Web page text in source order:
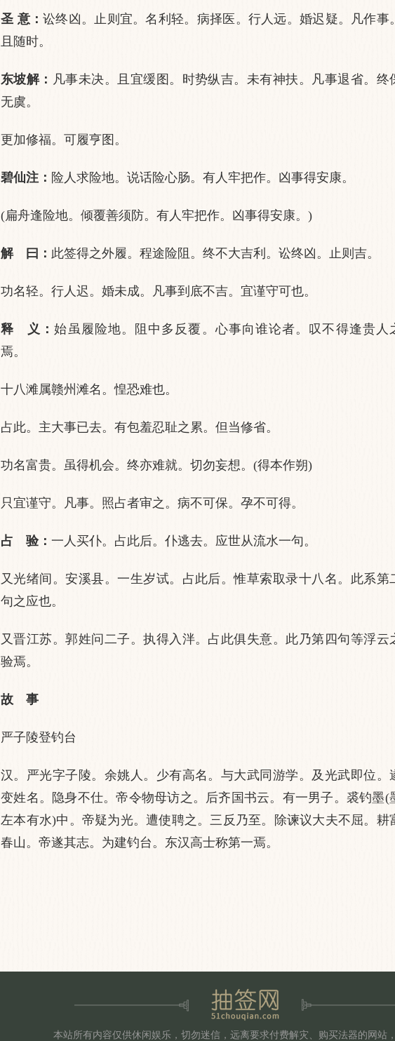
圣 意：讼终凶。止则宜。名利轻。病择医。行人远。婚迟疑。凡作事。
且随时。
东坡解： 凡事未决。且宜缓图。时势纵吉。未有神扶。凡事退省。终
无虞。
更加修福。可履亨图。
碧仙注： 险人求险地。说话险心肠。有人牢把作。凶事得安康。
(扁舟逢险地。倾覆善须防。有人牢把作。凶事得安康。)
解 曰： 此签得之外履。程途险阻。终不大吉利。讼终凶。止则吉。
功名轻。行人迟。婚未成。凡事到底不吉。宜谨守可也。
释 义：始虽履险地。阻中多反覆。心事向谁论者。叹不得逢贵人
焉。
十八滩属赣州滩名。惶恐难也。
占此。主大事已去。有包羞忍耻之累。但当修省。
功名富贵。虽得机会。终亦难就。切勿妄想。(得本作朔)
只宜谨守。凡事。照占者审之。病不可保。孕不可得。
占 验： 一人买仆。占此后。仆逃去。应世从流水一句。
又光绪间。安溪县。一生岁试。占此后。惟草索取录十八名。此系第
句之应也。
又晋江苏。郭姓问二子。执得入泮。占此俱失意。此乃第四句等浮云
验焉。
故 事
严子陵登钓台
汉。严光字子陵。余姚人。少有高名。与大武同游学。及光武即位。
变姓名。隐身不仕。帝令物母访之。后齐国书云。有一男子。裘钓墨(
左本有水)中。帝疑为光。遭使聘之。三反乃至。除谏议大夫不屈。耕
春山。帝遂其志。为建钓台。东汉高士称第一焉。
本站所有内容仅供休闲娱乐，切勿迷信，远离要求付费解灾、购买法器的网站